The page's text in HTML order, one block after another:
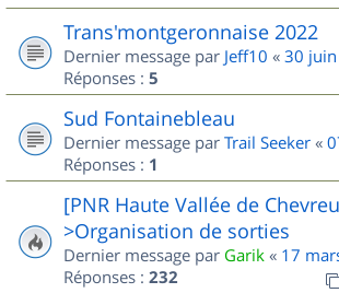
Trans'montgeronnaise 2022
Dernier message par Jeff10 « 30
Réponses : 5
Sud Fontainebleau
Dernier message par Trail Seeker «
Réponses : 1
[PNR Haute Vallée de
>Organisation de sorties
Dernier message par Garik « 17
Réponses : 232